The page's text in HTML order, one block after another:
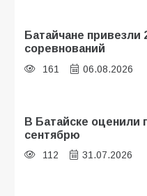
Батайчане привезли
соревнований
161 06.08.2026
В Батайске оценили
сентябрю
112 31.07.2026